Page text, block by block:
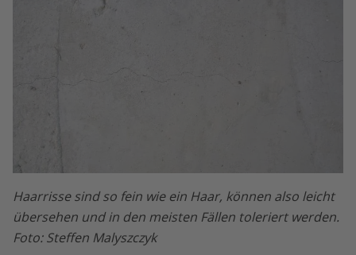
Haarrisse sind so fein wie ein Haar, können also leicht
übersehen und in den meisten Fällen toleriert werden.
Foto: Steffen Malyszczyk